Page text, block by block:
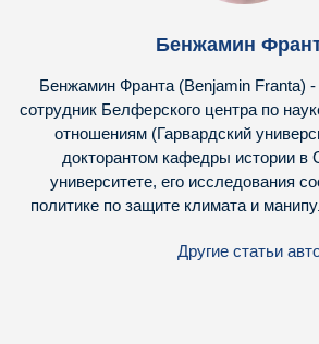
Бенжамин
Бенжамин Франта (Benjamin Franta)
сотрудник Белферского центра по
отношениям (Гарвардский
докторантом кафедры истории в
университете, его исследования
политике по защите климата и
Другие статьи